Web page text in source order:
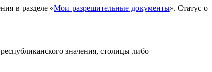
в разделе «Мои разрешительные документы». Статус о
значения, столицы либо